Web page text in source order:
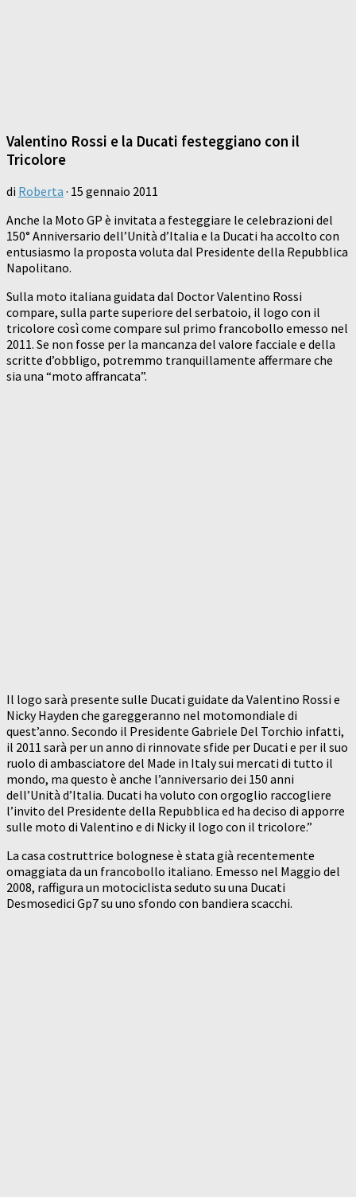
Valentino Rossi e la Ducati festeggiano con il
Tricolore
di Roberta · 15 gennaio 2011
Anche la Moto GP è invitata a festeggiare le celebrazioni del
150° Anniversario dell’Unità d’Italia e la Ducati ha accolto con
entusiasmo la proposta voluta dal Presidente della Repubblica
Napolitano.
Sulla moto italiana guidata dal Doctor Valentino Rossi
compare, sulla parte superiore del serbatoio, il logo con il
tricolore così come compare sul primo francobollo emesso nel
2011. Se non fosse per la mancanza del valore facciale e della
scritte d’obbligo, potremmo tranquillamente affermare che
sia una “moto affrancata”.
Il logo sarà presente sulle Ducati guidate da Valentino Rossi e
Nicky Hayden che gareggeranno nel motomondiale di
quest’anno. Secondo il Presidente Gabriele Del Torchio infatti,
il 2011 sarà per un anno di rinnovate sfide per Ducati e per il suo
ruolo di ambasciatore del Made in Italy sui mercati di tutto il
mondo, ma questo è anche l’anniversario dei 150 anni
dell’Unità d’Italia. Ducati ha voluto con orgoglio raccogliere
l’invito del Presidente della Repubblica ed ha deciso di apporre
sulle moto di Valentino e di Nicky il logo con il tricolore.”
La casa costruttrice bolognese è stata già recentemente
omaggiata da un francobollo italiano. Emesso nel Maggio del
2008, raffigura un motociclista seduto su una Ducati
Desmosedici Gp7 su uno sfondo con bandiera scacchi.